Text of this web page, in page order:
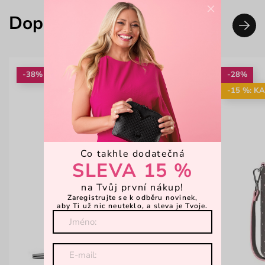
Doplň svůj look
-38%
-28%
-15 %:
×
Co takhle dodatečná
SLEVA 15 %
na Tvůj první nákup!
Zaregistrujte se k odběru novinek,
aby Ti už nic neuteklo, a sleva je Tvoje.